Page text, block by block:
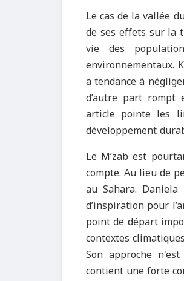
Le cas de la vallée
de ses effets sur la
vie des
environnementaux.
a tendance à
d’autre part rompt
article pointe les
développement
Le M’zab est
compte. Au lieu de
au Sahara. Daniela
d’inspiration pour
point de départ
contextes
Son approche
contient une forte